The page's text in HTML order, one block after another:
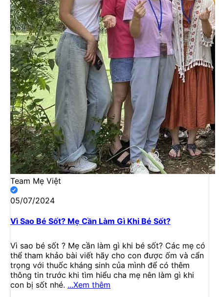
Team Mẹ Việt
05/07/2024
Vì Sao Bé Sốt? Mẹ Cần Làm Gì Khi Bé Sốt?
Vì sao bé sốt ? Mẹ cần làm gì khi bé sốt? Các mẹ có
thể tham khảo bài viết hãy cho con được ốm và cẩn
trọng với thuốc kháng sinh của mình để có thêm
thông tin trước khi tìm hiểu cha mẹ nên làm gì khi
con bị sốt nhé. ...Xem thêm